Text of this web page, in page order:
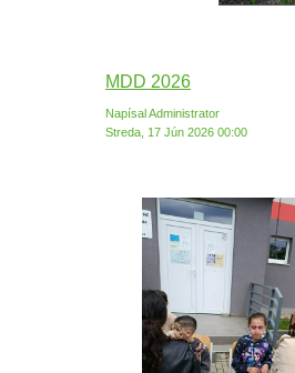
MDD 2026
Napísal Administrator
Streda, 17 Jún 2026 00:00